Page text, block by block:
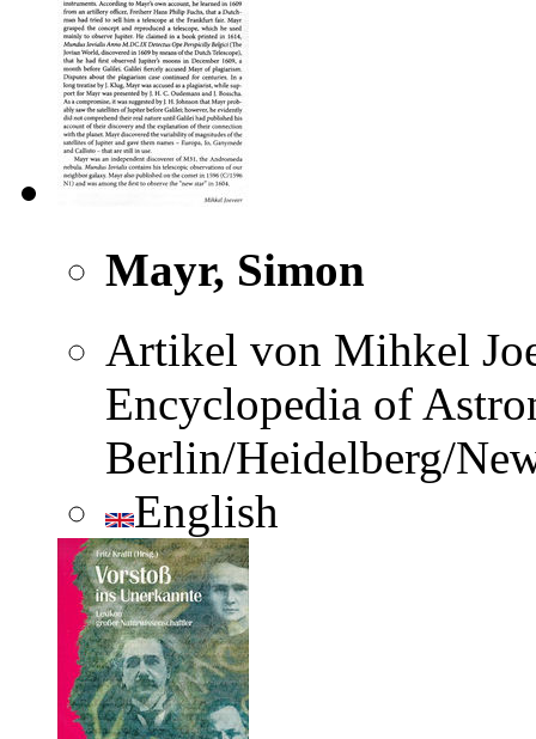
Mayr, Simon
Artikel von Mihkel
Encyclopedia of
Berlin/Heidelberg/
English